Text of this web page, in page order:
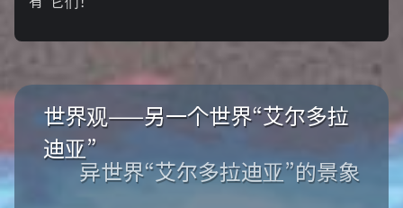
世界观——另一个世界“艾尔多拉
迪亚”
异世界“艾尔多拉迪亚”的景象